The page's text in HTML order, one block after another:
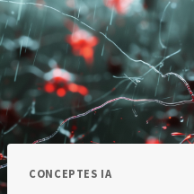
CONCEPTES IA